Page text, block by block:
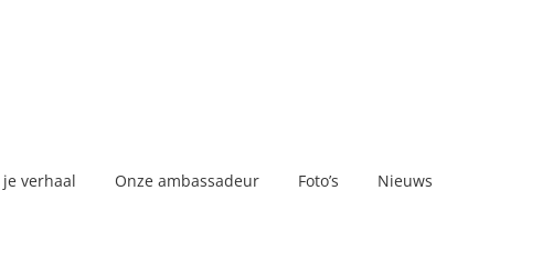
verhaal Onze ambassadeur Foto’s Nieuws